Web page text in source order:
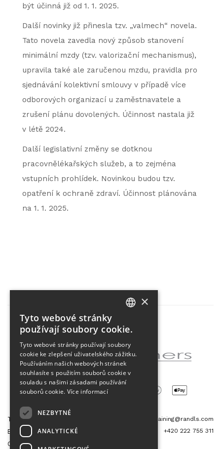
být účinná již od 1. 1. 2025.
Další novinky již přinesla tzv. „valmech“ novela.
Tato novela zavedla nový způsob stanovení
minimální mzdy (tzv. valorizační mechanismus),
upravila také ale zaručenou mzdu, pravidla pro
sjednávání kolektivní smlouvy v případě více
odborových organizací u zaměstnavatele a
zrušení plánu dovolených. Účinnost nastala již
v létě 2024.
Další legislativní změny se dotknou
pracovnělékařských služeb, a to zejména
vstupních prohlídek. Novinkou budou tzv.
opatření k ochraně zdraví. Účinnost plánována
na 1. 1. 2025.
Partner projektu
Tetris Office Building
Budějovická 1550/15a
CZ 140 00, Praha 4
training@randls.com
+420 222 755 311
×
Tyto webové stránky
používají soubory cookie.
Tyto webové stránky používají soubory
cookie ke zlepšení uživatelského zážitku.
Používáním našich webových stránek
souhlasíte s použitím souborů cookie v
souladu s našimi zásadami používání
souborů cookie. Více informací
NEZBYTNÉ
ANALYTICKÉ